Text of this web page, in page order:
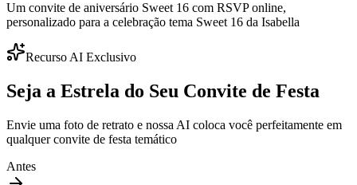
Um convite de aniversário Sweet 16 com RSVP online,
personalizado para a celebração tema Sweet 16 da Isabella
Recurso AI Exclusivo
Seja a Estrela do Seu Convite de Festa
Envie uma foto de retrato e nossa AI coloca você perfeitamente em
qualquer convite de festa temático
Antes